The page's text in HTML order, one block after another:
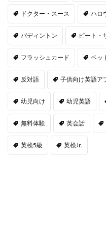
ドクター・スース ハロ
パディントン ピート・
フラッシュカード ベッ
反対語 子供向け英語ア
幼児向け 幼児英語
無料体験 英会話
英検5級 英検Jr.